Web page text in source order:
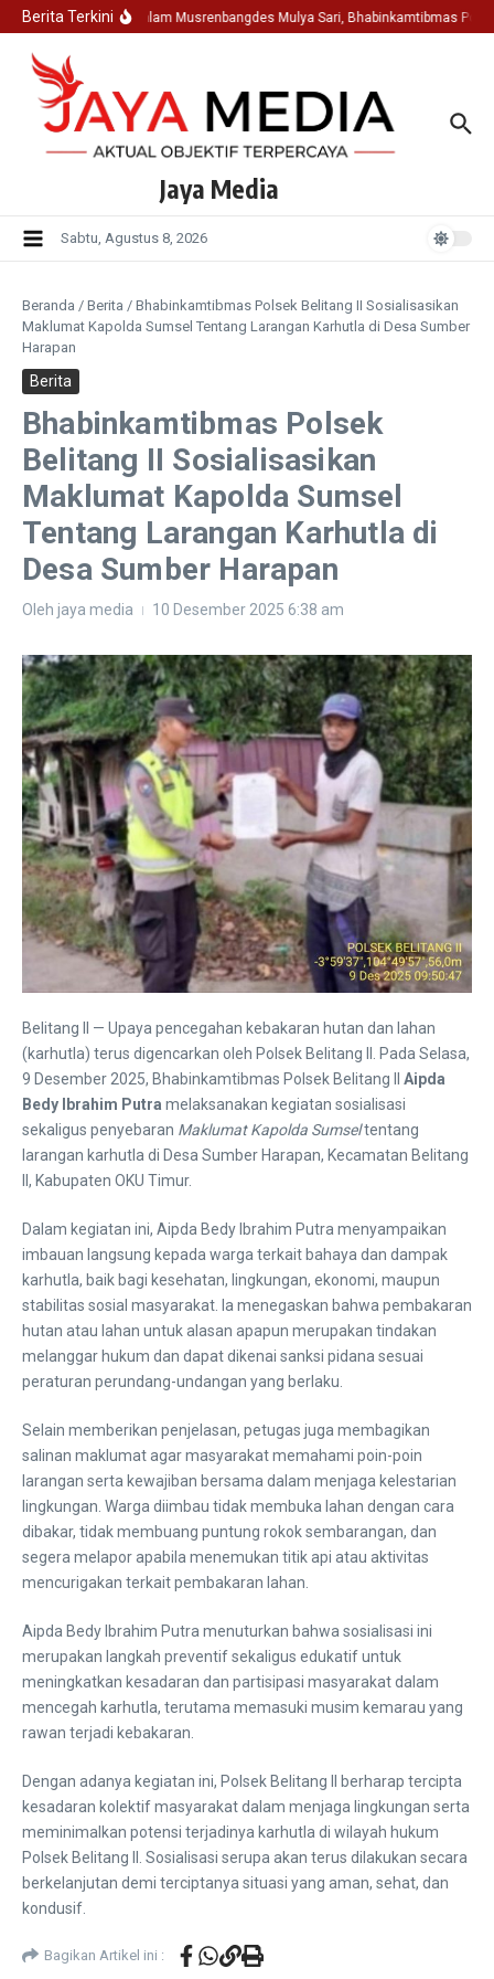
Lewati ke konten
Berita TerkiniHadir Dalam Musrenbangdes Mulya Sari, Bhabinkamtibmas
Jaya Media
Sabtu, Agustus 8, 2026
Beranda / Berita / Bhabinkamtibmas Polsek Belitang II Sosialisasikan
Maklumat Kapolda Sumsel Tentang Larangan Karhutla di Desa Sumber
Harapan
Berita
Bhabinkamtibmas Polsek
Belitang II Sosialisasikan
Maklumat Kapolda Sumsel
Tentang Larangan Karhutla di
Desa Sumber Harapan
Oleh jaya media 10 Desember 2025 6:38 am
Belitang II — Upaya pencegahan kebakaran hutan dan lahan
(karhutla) terus digencarkan oleh Polsek Belitang II. Pada Selasa,
9 Desember 2025, Bhabinkamtibmas Polsek Belitang II Aipda
Bedy Ibrahim Putra melaksanakan kegiatan sosialisasi
sekaligus penyebaran Maklumat Kapolda Sumseltentang
larangan karhutla di Desa Sumber Harapan, Kecamatan Belitang
II, Kabupaten OKU Timur.
Dalam kegiatan ini, Aipda Bedy Ibrahim Putra menyampaikan
imbauan langsung kepada warga terkait bahaya dan dampak
karhutla, baik bagi kesehatan, lingkungan, ekonomi, maupun
stabilitas sosial masyarakat. Ia menegaskan bahwa pembakaran
hutan atau lahan untuk alasan apapun merupakan tindakan
melanggar hukum dan dapat dikenai sanksi pidana sesuai
peraturan perundang-undangan yang berlaku.
Selain memberikan penjelasan, petugas juga membagikan
salinan maklumat agar masyarakat memahami poin-poin
larangan serta kewajiban bersama dalam menjaga kelestarian
lingkungan. Warga diimbau tidak membuka lahan dengan cara
dibakar, tidak membuang puntung rokok sembarangan, dan
segera melapor apabila menemukan titik api atau aktivitas
mencurigakan terkait pembakaran lahan.
Aipda Bedy Ibrahim Putra menuturkan bahwa sosialisasi ini
merupakan langkah preventif sekaligus edukatif untuk
meningkatkan kesadaran dan partisipasi masyarakat dalam
mencegah karhutla, terutama memasuki musim kemarau yang
rawan terjadi kebakaran.
Dengan adanya kegiatan ini, Polsek Belitang II berharap tercipta
kesadaran kolektif masyarakat dalam menjaga lingkungan serta
meminimalkan potensi terjadinya karhutla di wilayah hukum
Polsek Belitang II. Sosialisasi serupa akan terus dilakukan secara
berkelanjutan demi terciptanya situasi yang aman, sehat, dan
kondusif.
Bagikan Artikel ini :